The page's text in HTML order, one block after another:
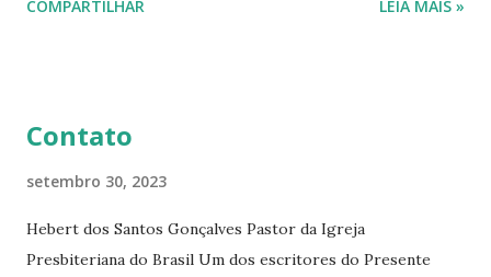
Diário da Rádio Trans mundial a mais de 15 anos. Escreveu o
COMPARTILHAR LEIA MAIS »
Contato
setembro 30, 2023
Hebert dos Santos Gonçalves Pastor da Igreja
Presbiteriana do Brasil Um dos escritores do Presente